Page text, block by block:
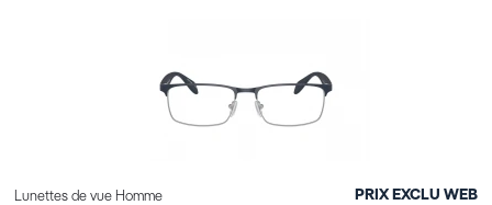
Lunettes de vue Homme PRIX EXCLU WEB